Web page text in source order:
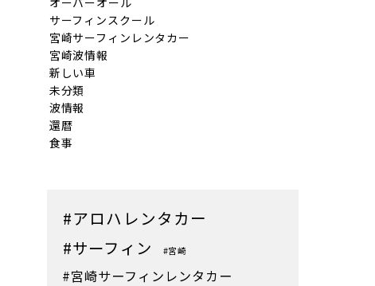
サーフィンスクール
宮崎サーフィンレンタカー
宮崎波情報
新しい車
未分類
波情報
還暦
食事
#アロハレンタカー
#サーフィン #宮崎
#宮崎サーフィンレンタカー